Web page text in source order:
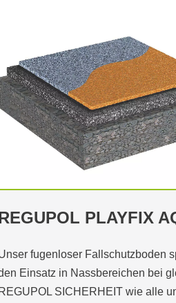
PLAYFIX
fugenloser Fallschutzboden
Einsatz in Nassbereichen bei
REGUPOL SICHERHEIT wie alle